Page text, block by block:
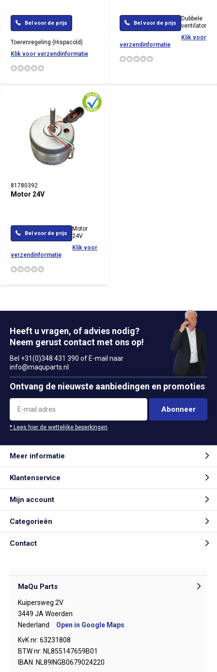
Bel voor de prijs
Toerenregeling (Hispacold)
Klik voor verzendinformatie
Bel voor de prijs
Dubbele
ventilator
Klik voor
verzendinformatie
81780392
Motor 24V
Bel voor de prijs
Motor
24V
Klik voor
verzendinformatie
Heeft u vragen, of advies nodig?
Neem gerust contact met ons op!
Bel +31(0)348 431 390 of E-mail naar
info@maquparts.nl
Ontvang de nieuwste aanbiedingen en promoties
Abonneer
* Lees hier de wettelijke beperkingen
Meer informatie
Klantenservice
Mijn account
Categorieën
Contact
MaQu Parts
Kuipersweg 2V
3449 JA Woerden
Nederland
Open in Google Maps
KvK nr: 63231808
BTW nr: NL855147659B01
IBAN: NL89INGB0679024220